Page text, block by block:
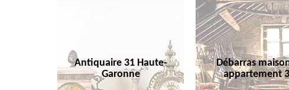
Antiquaire 31 Haute-
Garonne
Débarras
appartement